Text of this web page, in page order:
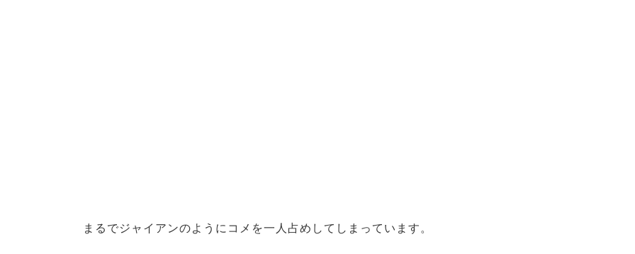
まるでジャイアンのようにコメを一人占めしてしまっています。